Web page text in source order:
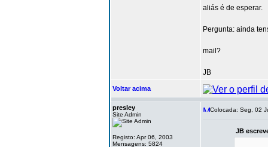
aliás é de esperar.
Pergunta: ainda
mail?
JB
Voltar acima
presley
Site Admin
Registo: Apr 06, 2003
Mensagens: 5824
Colocada: Seg, 02
JB